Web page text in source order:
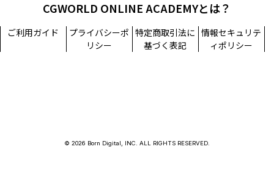
CGWORLD ONLINE ACADEMYとは？
ご利用ガイド
プライバシーポ
リシー
特定商取引法に
基づく表記
情報セキュリテ
ィポリシー
© 2026 Born Digital, INC. ALL RIGHTS RESERVED.